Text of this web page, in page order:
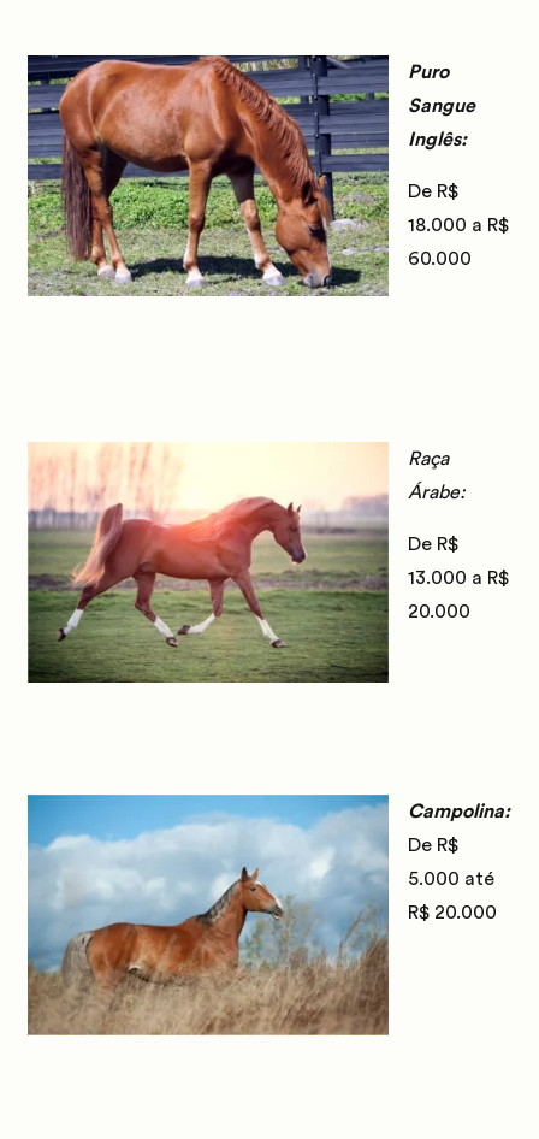
Puro
Sangue
Inglês:
De R$
18.000 a R$
60.000
Raça
Árabe:
De R$
13.000 a R$
20.000
Campolina:
De R$
5.000 até
R$ 20.000